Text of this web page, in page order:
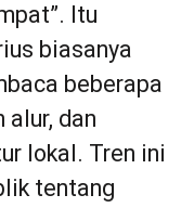
Itu
biasanya
beberapa
alur, dan
lokal. Tren ini
tentang